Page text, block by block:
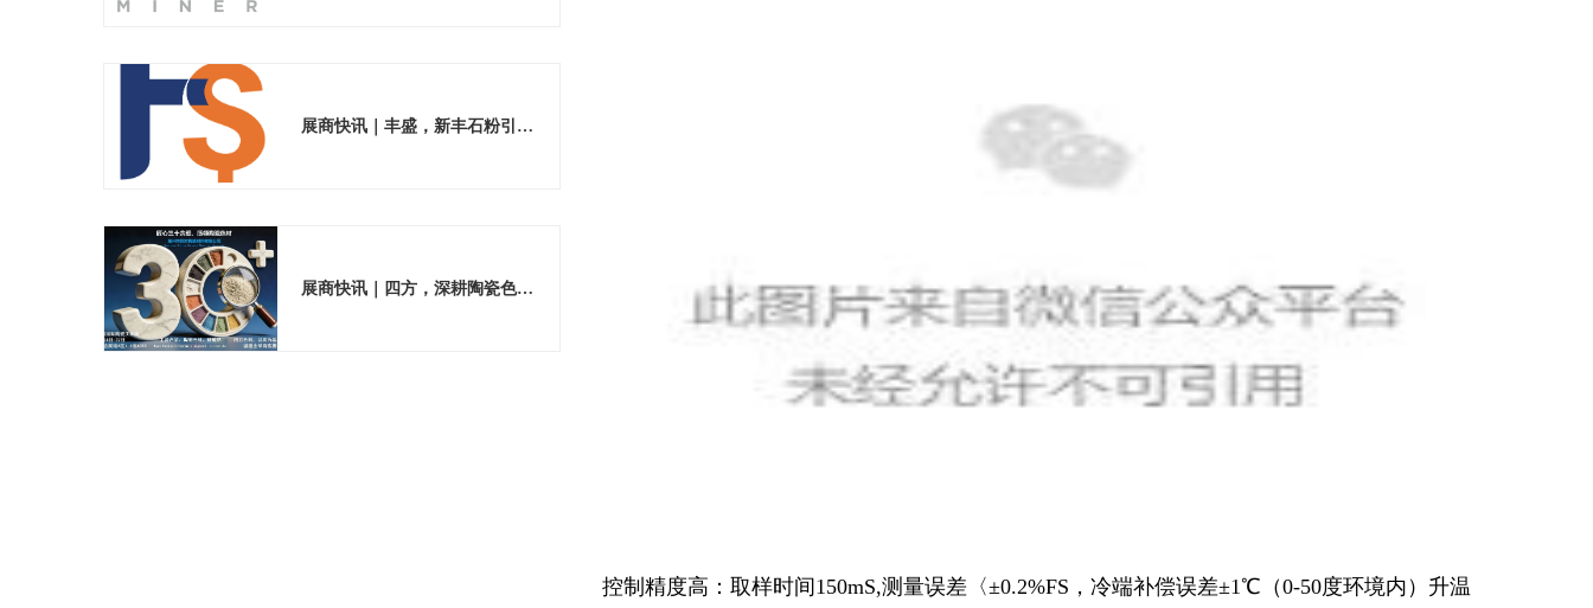
展商快讯｜丰盛，新丰石粉引领材料绿色发展
展商快讯｜四方，深耕陶瓷色料研发
控制精度高：取样时间150mS,测量误差〈±0.2%FS，冷端补偿误差±1℃（0-50度环境内）升温